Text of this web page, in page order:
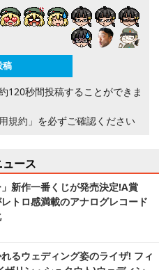
120秒間投稿することができま
規約」 を必ずご確認ください
ース
」新作一番くじが発売決定!A賞
トロ感満載のアナログレコード
るウェディング姿のライザ! フィ